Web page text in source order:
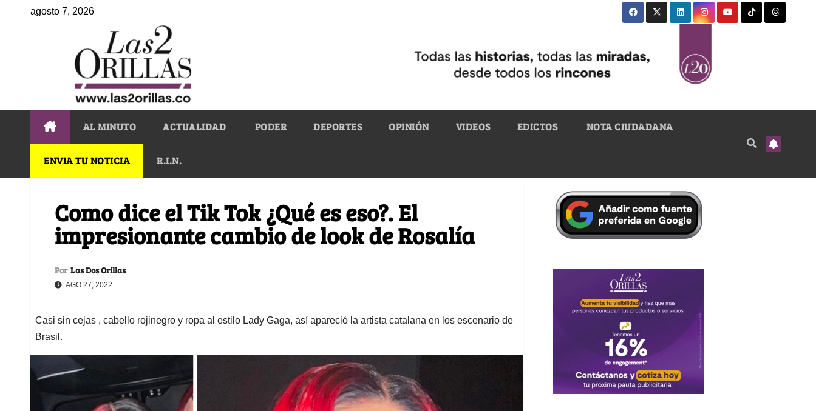
agosto 7, 2026
AL MINUTO ACTUALIDAD PODER DEPORTES OPINIÓN VIDEOS EDICTOS NOTA CIUDADANA
ENVIA TU NOTICIA R.I.N.
Como dice el Tik Tok ¿Qué es eso?. El
impresionante cambio de look de Rosalía
Por Las Dos Orillas
AGO 27, 2022
Casi sin cejas , cabello rojinegro y ropa al estilo Lady Gaga, así apareció la artista catalana en los escenario de
Brasil.